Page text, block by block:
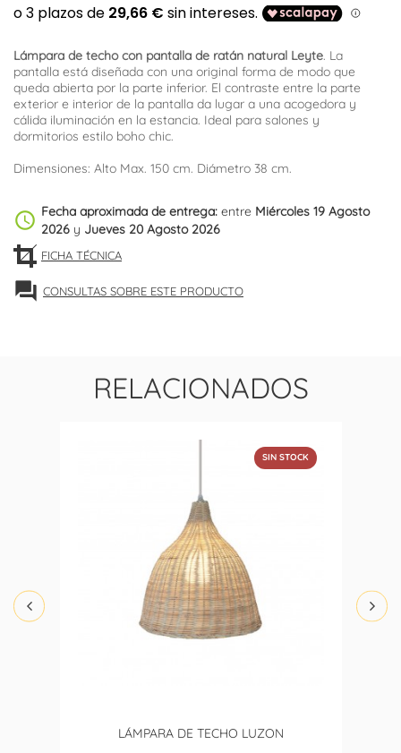
Lámpara de techo con pantalla de ratán natural Leyte. La
pantalla está diseñada con una original forma de modo que
queda abierta por la parte inferior. El contraste entre la parte
exterior e interior de la pantalla da lugar a una acogedora y
cálida iluminación en la estancia. Ideal para salones y
dormitorios estilo boho chic.
Dimensiones: Alto Max. 150 cm. Diámetro 38 cm.
schedule Fecha aproximada de entrega: entre Miércoles 19 Agosto
2026 y Jueves 20 Agosto 2026
FICHA TÉCNICA
forum CONSULTAS SOBRE ESTE PRODUCTO
RELACIONADOS
LÁMPARA DE TECHO LUZON
SIN STOCK